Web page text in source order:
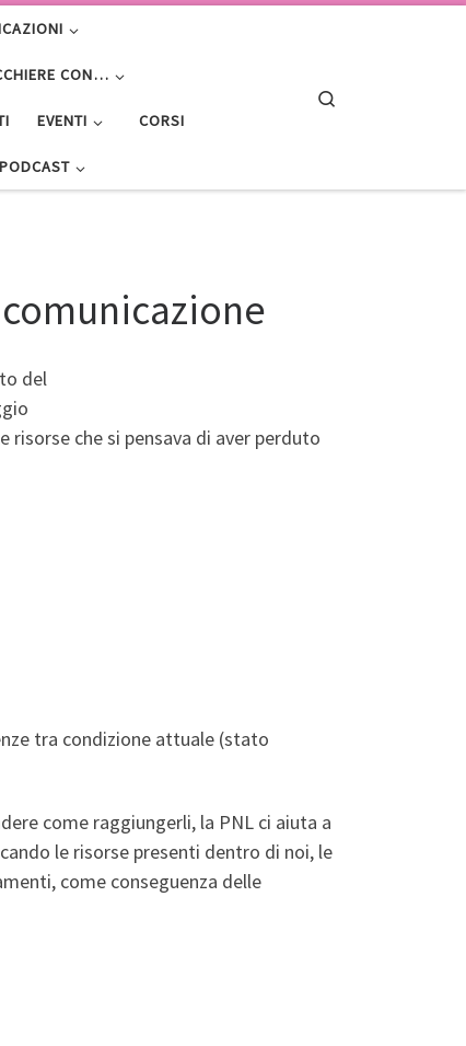
CON…
EVENTI CORSI
PODCAST
del
risorse che si pensava di aver perduto
tra condizione attuale (stato
come raggiungerli, la PNL ci aiuta a
le risorse presenti dentro di noi, le
come conseguenza delle